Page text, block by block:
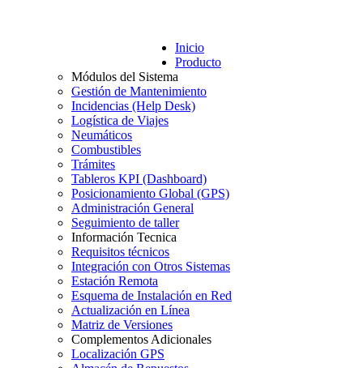
Inicio
Producto
Módulos del Sistema
Gestión de Mantenimiento
Incidencias (Help Desk)
Logística de Viajes
Neumáticos
Combustibles
Trámites
Tableros KPI (Dashboard)
Posicionamiento Global (GPS)
Administración General
Seguimiento de taller
Información Tecnica
Requisitos técnicos
Integración con Otros Sistemas
Estación Remota
Esquema de Instalación en Red
Actualización en Línea
Matriz de Versiones
Complementos Adicionales
Localización GPS